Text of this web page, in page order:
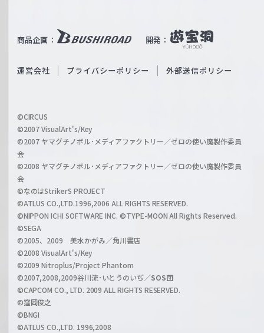
ß
c
a
r
z
商品企画： 開発：
b
O
i
l
h
a
n
l
運営会社 プライバシーポリシー 外部送信ポリシー
©CIRCUS
©2007 VisualArt's/Key
©2007 ヤマグチノボル･メディアファクトリー／ゼロの使い魔製作委員
会
©2008 ヤマグチノボル･メディアファクトリー／ゼロの使い魔製作委員
会
©なのはStrikerS PROJECT
©ATLUS CO.,LTD.1996,2006 ALL RIGHTS RESERVED.
©NIPPON ICHI SOFTWARE INC. ©TYPE-MOON All Rights Reserved.
©SEGA
©2005、2009 美水かがみ／角川書店
©2008 VisualArt's/Key
©2009 Nitroplus/Project Phantom
©2007,2008,2009谷川流･いとうのいぢ／SOS団
©CAPCOM CO., LTD. 2009 ALL RIGHTS RESERVED.
©窪岡俊之
©BNGI
©ATLUS CO.,LTD. 1996,2008